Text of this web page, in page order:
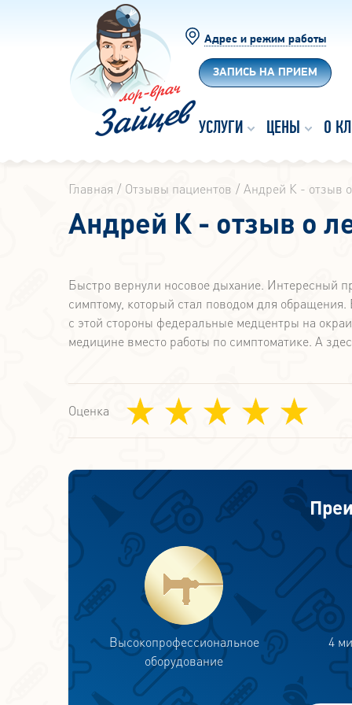
Адрес и режим работы
ЗАПИСЬ НА ПРИЕМ
УСЛУГИ ЦЕНЫ О
Главная Отзывы пациентов Андрей К - отзыв
Андрей К - отзыв о
Быстро вернули носовое дыхание. Интересный
симптому, который стал поводом для
с этой стороны федеральные медцентры на
медицине вместо работы по симптоматике. А
Оценка
Высокопрофессиональное
оборудование
4